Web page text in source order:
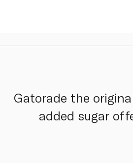
Gatorade the
added sugar